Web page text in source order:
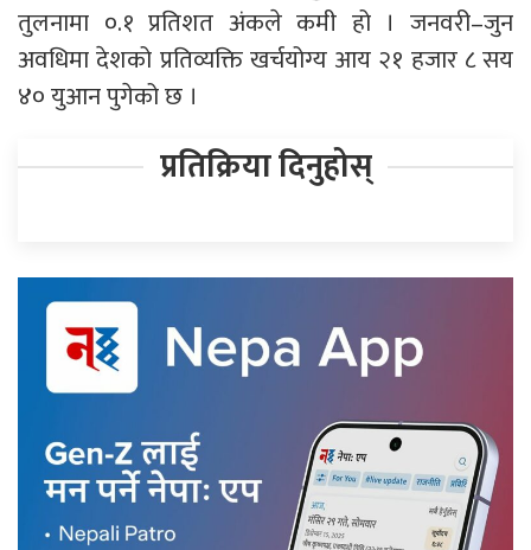
तुलनामा ०.१ प्रतिशत अंकले कमी हो । जनवरी–जुन
अवधिमा देशको प्रतिव्यक्ति खर्चयोग्य आय २१ हजार ८ सय
४० युआन पुगेको छ ।
प्रतिक्रिया दिनुहोस्